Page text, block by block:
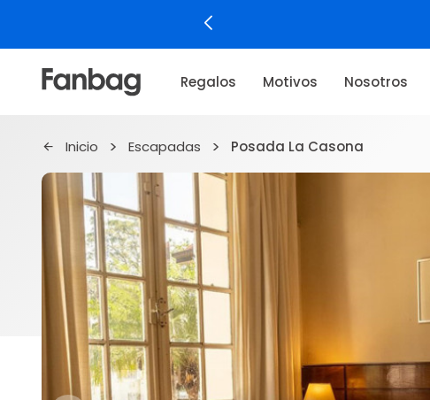
el regalo del Día de la Niñez!
Regalos Motivos Nosotros
Inicio Escapadas Posada La Casona